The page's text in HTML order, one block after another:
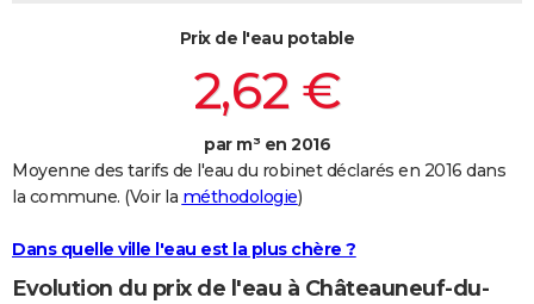
Bricolage
Lifestyle
Culture
Sport
Auto
Television
Voyage
Cinema
Prix de l'eau potable
2,62 €
par m³ en 2016
Moyenne des tarifs de l'eau du robinet déclarés en 2016 dans
la commune. (Voir la méthodologie)
Dans quelle ville l'eau est la plus chère ?
Evolution du prix de l'eau à Châteauneuf-du-